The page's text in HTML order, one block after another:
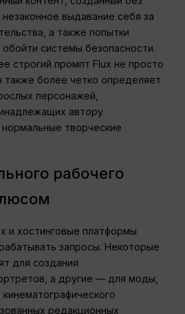
незаконное выдавание себя за
а также попытки
системы безопасности.
строгий промпт Flux не просто
более четко определяет
персонажей,
автору
творческие
рабочего
и хостинговые платформы
запросы. Некоторые
для создания
а другие — для моды,
редакционных